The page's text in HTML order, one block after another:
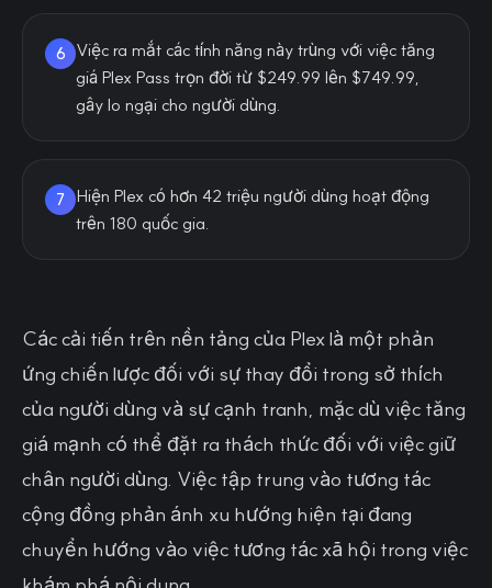
6
Việc ra mắt các tính năng này trùng với việc tăng
giá Plex Pass trọn đời từ $249.99 lên $749.99,
gây lo ngại cho người dùng.
7
Hiện Plex có hơn 42 triệu người dùng hoạt động
trên 180 quốc gia.
Các cải tiến trên nền tảng của Plex là một phản
ứng chiến lược đối với sự thay đổi trong sở thích
của người dùng và sự cạnh tranh, mặc dù việc tăng
giá mạnh có thể đặt ra thách thức đối với việc giữ
chân người dùng. Việc tập trung vào tương tác
cộng đồng phản ánh xu hướng hiện tại đang
chuyển hướng vào việc tương tác xã hội trong việc